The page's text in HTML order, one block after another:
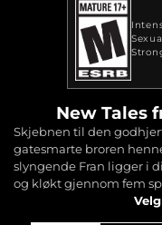
New Tales
Skjebnen til den
gatesmarte broren
slyngende Fran ligger i
og kløkt gjennom fem